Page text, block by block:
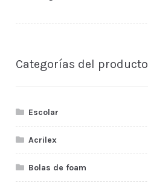
Categorías del producto
Escolar
Acrilex
Bolas de foam